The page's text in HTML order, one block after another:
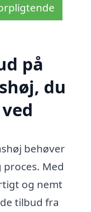
på
du
behøver
Med
og nemt
tilbud fra